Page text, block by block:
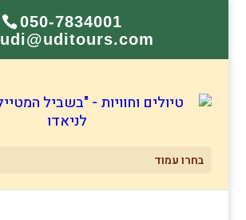
050-7834001
udi@uditours.com
בחרו עמוד